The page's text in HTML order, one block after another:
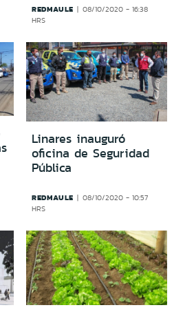
REDMAULE
08/10/2020 - 16:38
HRS
Linares inauguró
oficina de Seguridad
Pública
REDMAULE
08/10/2020 - 10:57
HRS